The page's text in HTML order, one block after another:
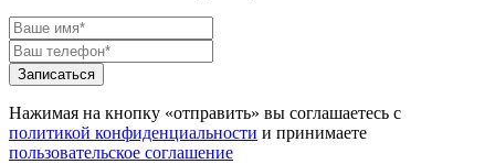
Нажимая на кнопку «отправить» вы соглашаетесь с
политикой конфиденциальности и принимаете
пользовательское соглашение